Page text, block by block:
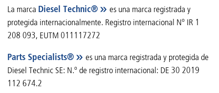
La marca Diesel Technic®
es una marca registrada y
protegida internacionalmente. Registro internacional Nº IR 1
208 093, EUTM 011117272
Parts Specialists®
es una marca registrada y protegida de
Diesel Technic SE: N.º de registro internacional: DE 30 2019
112 674.2